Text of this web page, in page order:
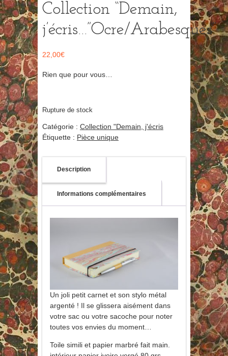
Collection “Demain,
j’écris…”Ocre/Arabesques”
22,00€
Rien que pour vous…
Rupture de stock
Catégorie : Collection "Demain, j'écris
Étiquette : Pièce unique
Description
Informations complémentaires
Un joli petit carnet et son stylo métal
argenté ! Il se glissera aisément dans
votre sac ou votre sacoche pour noter
toutes vos envies du moment…
Toile simili et papier marbré fait main.